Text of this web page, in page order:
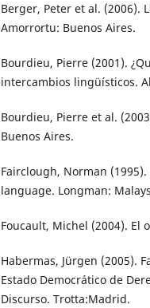
Berger, Peter et al. (2006).
Amorrortu: Buenos Aires.
Bourdieu, Pierre (2001).
intercambios lingüísticos.
Bourdieu, Pierre et al.
Buenos Aires.
Fairclough, Norman
language. Longman:
Foucault, Michel (2004). El
Habermas, Jürgen (2005).
Estado Democrático de
Discurso. Trotta:Madrid.